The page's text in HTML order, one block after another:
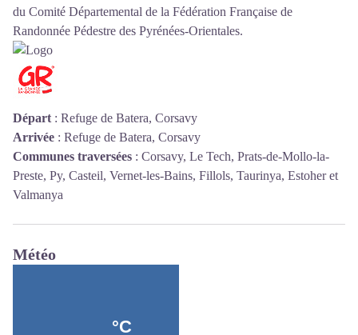
du Comité Départemental de la Fédération Française de
Randonnée Pédestre des Pyrénées-Orientales.
Départ : Refuge de Batera, Corsavy
Arrivée : Refuge de Batera, Corsavy
Communes traversées : Corsavy, Le Tech, Prats-de-Mollo-la-
Preste, Py, Casteil, Vernet-les-Bains, Fillols, Taurinya, Estoher et
Valmanya
Météo